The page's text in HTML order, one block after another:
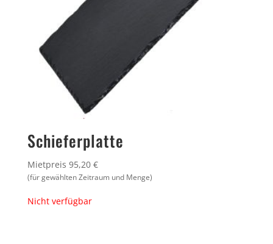
Schieferplatte
Mietpreis 95,20 €
(für gewählten Zeitraum und Menge)
Nicht verfügbar